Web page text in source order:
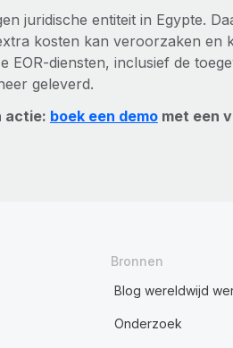
juridische entiteit in Egypte.
kosten kan veroorzaken en
diensten, inclusief de
geleverd.
actie: boek een demomet een
Bronnen
Blog wereldwijd
Onderzoek